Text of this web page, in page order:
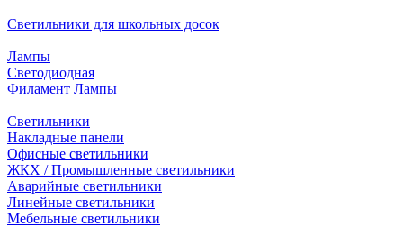
Светильники для школьных досок
Лампы
Светодиодная
Филамент Лампы
Светильники
Накладные панели
Офисные светильники
ЖКХ / Промышленные светильники
Аварийные светильники
Линейные светильники
Мебельные светильники